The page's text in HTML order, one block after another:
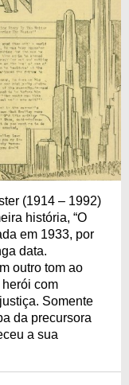
(1914 – 1992)
história, “O
em 1933, por
data.
outro tom ao
com
Somente
da precursora
a sua